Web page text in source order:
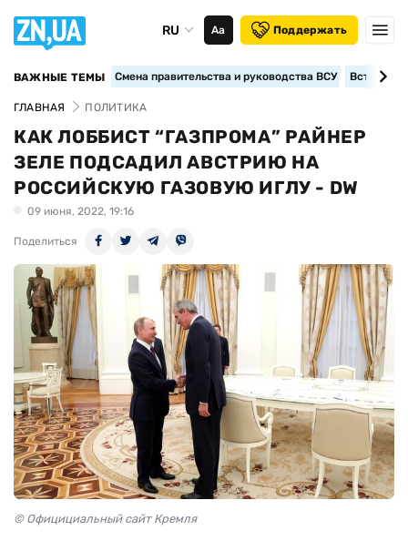
RU Аа Поддержать
ВАЖНЫЕ ТЕМЫ Смена правительства и руководства ВСУ
ГЛАВНАЯ ПОЛИТИКА
КАК ЛОББИСТ “ГАЗПРОМА” РАЙНЕР
ЗЕЛЕ ПОДСАДИЛ АВСТРИЮ НА
РОССИЙСКУЮ ГАЗОВУЮ ИГЛУ - DW
09 июня, 2022, 19:16
Поделиться
© Официциальный сайт Кремля